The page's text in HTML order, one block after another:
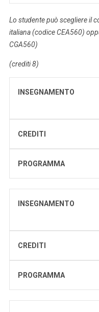
Lo studente può scegliere il
italiana (codice CEA560)
CGA560)
(crediti 8)
INSEGNAMENTO
CREDITI
PROGRAMMA
INSEGNAMENTO
CREDITI
PROGRAMMA